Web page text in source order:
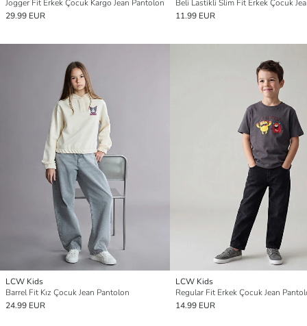
Jogger Fit Erkek Çocuk Kargo Jean Pantolon
29.99 EUR
11.99 EUR
LCW Kids
Barrel Fit Kız Çocuk Jean Pantolon
24.99 EUR
LCW Kids
Regular Fit Erkek Çocuk Jean
14.99 EUR